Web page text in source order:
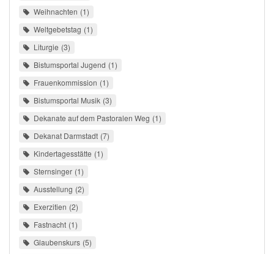
Weihnachten 1
Weltgebetstag 1
Liturgie 3
Bistumsportal Jugend 1
Frauenkommission 1
Bistumsportal Musik 3
Dekanate auf dem Pastoralen Weg 1
Dekanat Darmstadt 7
Kindertagesstätte 1
Sternsinger 1
Ausstellung 2
Exerzitien 2
Fastnacht 1
Glaubenskurs 5